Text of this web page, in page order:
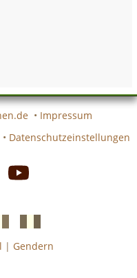
• Impressum
• Datenschutzeinstellungen
italienische
| Gendern